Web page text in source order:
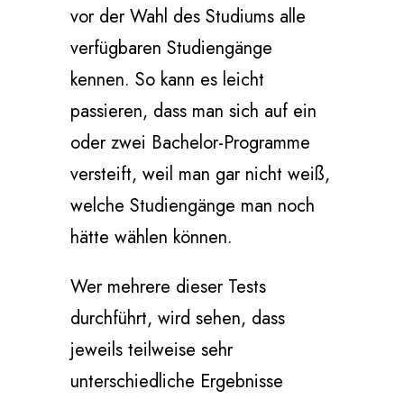
vor der Wahl des Studiums alle
verfügbaren Studiengänge
kennen. So kann es leicht
passieren, dass man sich auf ein
oder zwei Bachelor-Programme
versteift, weil man gar nicht weiß,
welche Studiengänge man noch
hätte wählen können.
Wer mehrere dieser Tests
durchführt, wird sehen, dass
jeweils teilweise sehr
unterschiedliche Ergebnisse